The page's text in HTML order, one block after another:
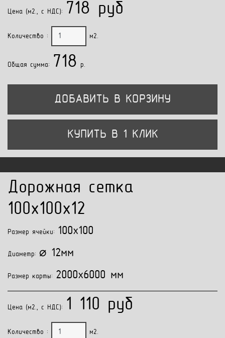
Цена (м2., с НДС): 718 руб
Количество : м2.
Общая сумма: 718 p.
ДОБАВИТЬ В КОРЗИНУ
КУПИТЬ В 1 КЛИК
Дорожная сетка
100x100x12
Размер ячейки: 100x100
Диаметр: ⌀ 12мм
Размер карты: 2000x6000 мм
Цена (м2., с НДС): 1 110 руб
Количество : м2.